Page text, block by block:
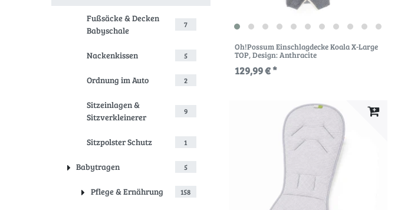
Fußsäcke & Decken
Babyschale
7
Nackenkissen 5
Ordnung im Auto 2
Sitzeinlagen &
Sitzverkleinerer
9
Sitzpolster Schutz 1
Babytragen 5
Pflege & Ernährung 158
Oh!Possum Einschlagdecke Koala X-Large
TOP, Design: Anthracite
129,99 € *